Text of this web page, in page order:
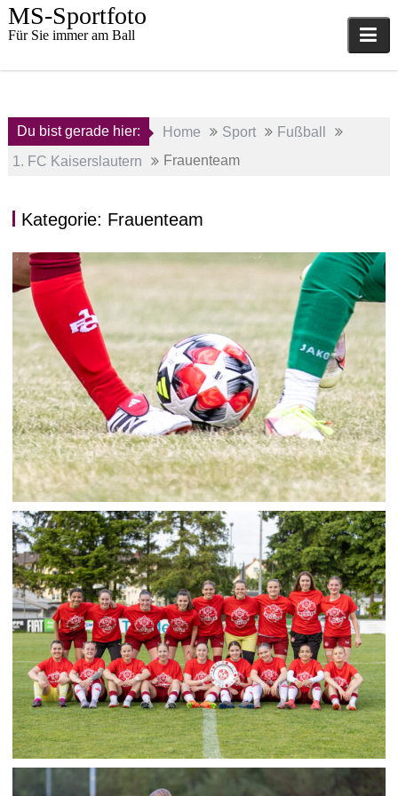
Skip
toMS-Sportfoto
Für Sie immer am Ball
Du bist gerade hier: Home Sport
Fußball
1. FC Kaiserslautern
Frauenteam
Kategorie: Frauenteam
1. FCK FRAUEN VS. KOTTWEILER II 24.05.2025
25. Mai 2025